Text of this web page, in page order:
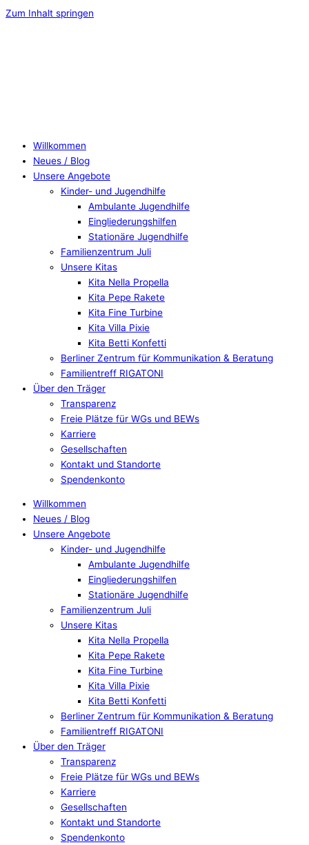
Zum Inhalt springen
Willkommen
Neues / Blog
Unsere Angebote
Kinder- und Jugendhilfe
Ambulante Jugendhilfe
Eingliederungshilfen
Stationäre Jugendhilfe
Familienzentrum Juli
Unsere Kitas
Kita Nella Propella
Kita Pepe Rakete
Kita Fine Turbine
Kita Villa Pixie
Kita Betti Konfetti
Berliner Zentrum für Kommunikation & Beratung
Familientreff RIGATONI
Über den Träger
Transparenz
Freie Plätze für WGs und BEWs
Karriere
Gesellschaften
Kontakt und Standorte
Spendenkonto
Willkommen
Neues / Blog
Unsere Angebote
Kinder- und Jugendhilfe
Ambulante Jugendhilfe
Eingliederungshilfen
Stationäre Jugendhilfe
Familienzentrum Juli
Unsere Kitas
Kita Nella Propella
Kita Pepe Rakete
Kita Fine Turbine
Kita Villa Pixie
Kita Betti Konfetti
Berliner Zentrum für Kommunikation & Beratung
Familientreff RIGATONI
Über den Träger
Transparenz
Freie Plätze für WGs und BEWs
Karriere
Gesellschaften
Kontakt und Standorte
Spendenkonto